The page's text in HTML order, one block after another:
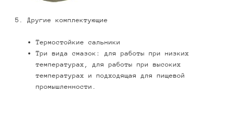
5. Другие комплектующие
Термостойкие сальники
Три вида смазок: для работы при низких
температурах, для работы при высоких
температурах и подходящая для пищевой
промышленности.